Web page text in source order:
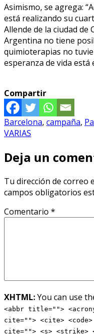
Asimismo, se agrega:
está realizando su
Allende de la ciudad de
Argentina no tiene
quimioterapias no
esperanza de vida está
Compartir
Barcelona, campaña,
VARIAS
Deja un
Tu dirección de correo
campos obligatorios
Comentario *
XHTML:You can use
<abbr title="">
cite=""> <cite>
cite=""> <s> <strike>